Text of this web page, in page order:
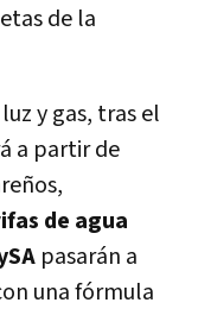
de la
y gas, tras el
a partir de
de agua
pasarán a
una fórmula